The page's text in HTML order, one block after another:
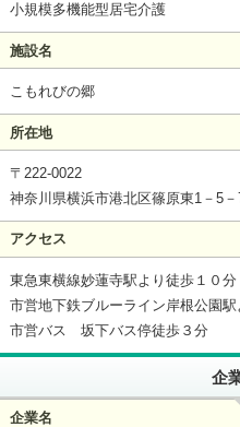
小規模多機能型居宅介護
施設名
こもれびの郷
所在地
〒222-0022
神奈川県横浜市港北区篠原東1－5－
アクセス
東急東横線妙蓮寺駅より徒歩１０分
市営地下鉄ブルーライン岸根公園
市営バス 坂下バス停徒歩３分
企
企業名